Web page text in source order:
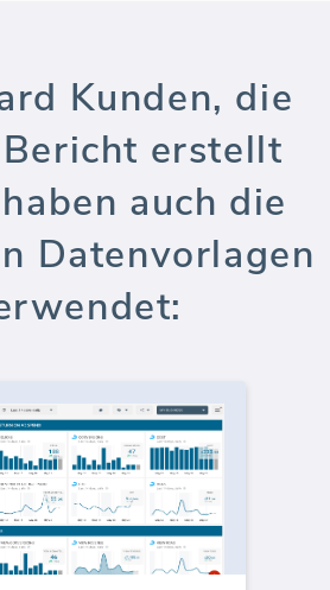
Kunden, die
erstellt
auch die
Datenvorlagen